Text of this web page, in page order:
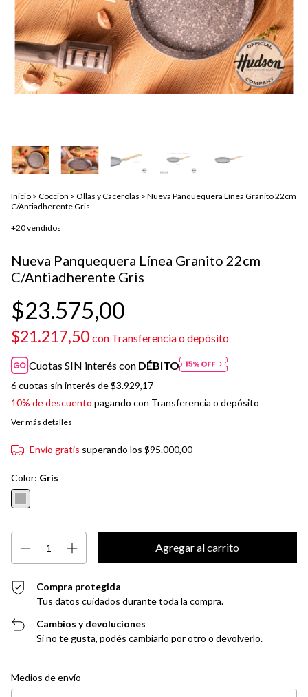
Inicio > Coccion > Ollas y Cacerolas > Nueva Panquequera Línea Granito 22cm
C/Antiadherente Gris
+20 vendidos
Nueva Panquequera Línea Granito 22cm
C/Antiadherente Gris
$23.575,00
$21.217,50 con Transferencia o depósito
Cuotas SIN interés con DÉBITO
6cuotas sin interés de$3.929,17
10% de descuento pagando con Transferencia o depósito
Ver más detalles
Envío gratis superando los $95.000,00
Color: Gris
Compra protegida
Tus datos cuidados durante toda la compra.
Cambios y devoluciones
Si no te gusta, podés cambiarlo por otro o devolverlo.
Entregas para el CP:
Medios de envío